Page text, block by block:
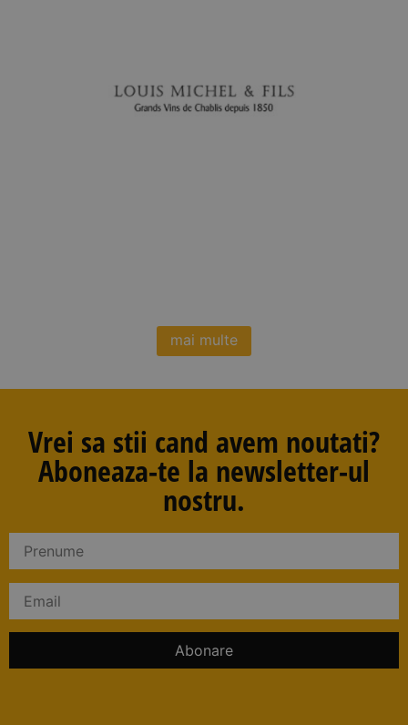
mai multe
Vrei sa stii cand avem noutati?
Aboneaza-te la newsletter-ul
nostru.